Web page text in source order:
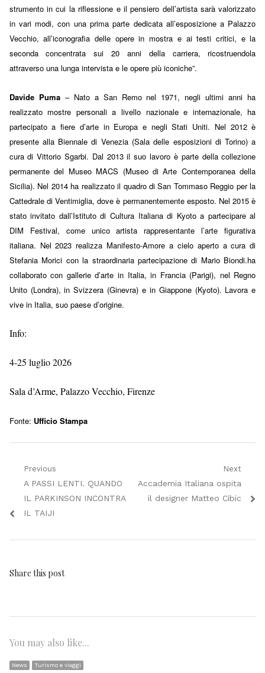
strumento in cui la riflessione e il pensiero dell’artista sarà valorizzato
in vari modi, con una prima parte dedicata all’esposizione a Palazzo
Vecchio, all’iconografia delle opere in mostra e ai testi critici, e la
seconda concentrata sui 20 anni della carriera, ricostruendola
attraverso una lunga intervista e le opere più iconiche”.
Davide Puma – Nato a San Remo nel 1971, negli ultimi anni ha
realizzato mostre personali a livello nazionale e internazionale, ha
partecipato a fiere d’arte in Europa e negli Stati Uniti. Nel 2012 è
presente alla Biennale di Venezia (Sala delle esposizioni di Torino) a
cura di Vittorio Sgarbi. Dal 2013 il suo lavoro è parte della collezione
permanente del Museo MACS (Museo di Arte Contemporanea della
Sicilia). Nel 2014 ha realizzato il quadro di San Tommaso Reggio per la
Cattedrale di Ventimiglia, dove è permanentemente esposto. Nel 2015 è
stato invitato dall’Istituto di Cultura Italiana di Kyoto a partecipare al
DIM Festival, come unico artista rappresentante l’arte figurativa
italiana. Nel 2023 realizza Manifesto-Amore a cielo aperto a cura di
Stefania Morici con la straordinaria partecipazione di Mario Biondi.ha
collaborato con gallerie d’arte in Italia, in Francia (Parigi), nel Regno
Unito (Londra), in Svizzera (Ginevra) e in Giappone (Kyoto). Lavora e
vive in Italia, suo paese d’origine.
Info:
4-25 luglio 2026
Sala d’Arme, Palazzo Vecchio, Firenze
Fonte: Ufficio Stampa
Navigazione
articoli
Previous
Previous
post:
A PASSI LENTI. QUANDO
IL PARKINSON INCONTRA
IL TAIJI
Next
Next
post:
Accademia Italiana ospita
il designer Matteo Cibic
Share this post
You may also like...
News Turismo e viaggi